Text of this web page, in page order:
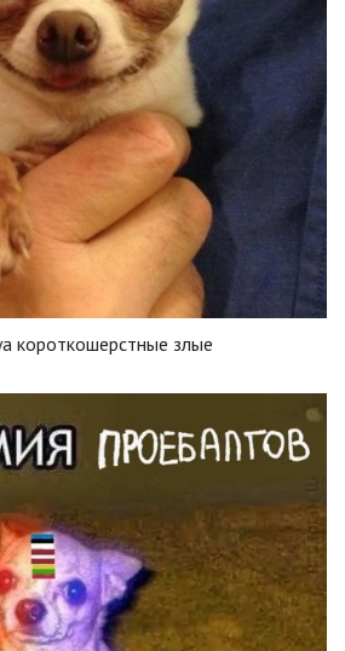
короткошерстные злые